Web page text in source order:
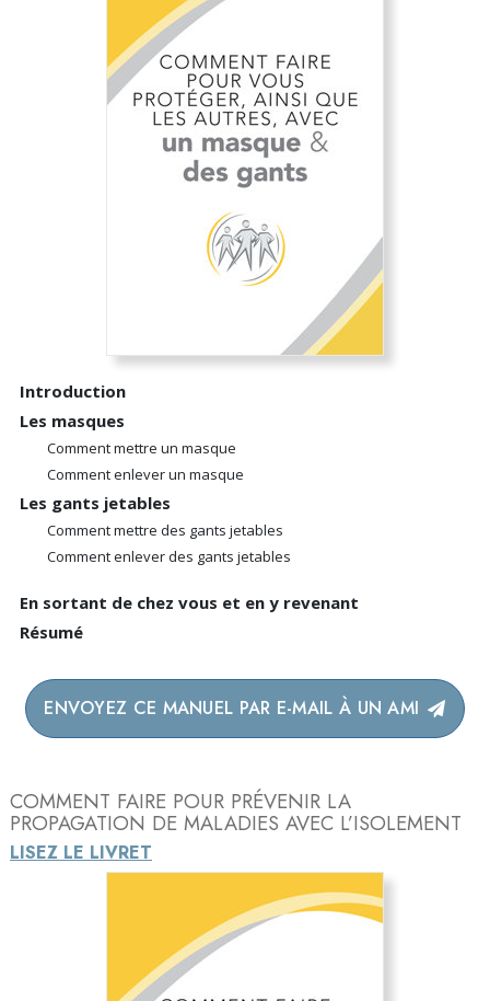
Introduction
Les masques
Comment mettre un masque
Comment enlever un masque
Les gants jetables
Comment mettre des gants jetables
Comment enlever des gants jetables
En sortant de chez vous et en y revenant
Résumé
ENVOYEZ CE MANUEL PAR E-MAIL À UN AMI
COMMENT FAIRE POUR PRÉVENIR LA
PROPAGATION DE MALADIES AVEC L’ISOLEMENT
LISEZ LE LIVRET